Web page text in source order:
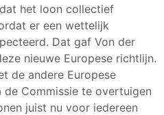
het loon collectief
er een wettelijk
Dat gaf Von der
nieuwe Europese richtlijn.
de andere Europese
Commissie te overtuigen
juist nu voor iedereen